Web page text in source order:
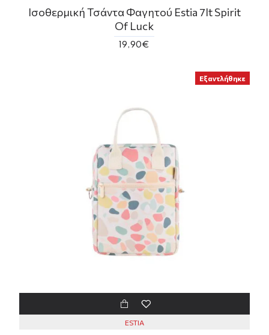
Ισοθερμική Τσάντα Φαγητού Estia 7lt Spirit
Of Luck
19,90€
Εξαντλήθηκε
ESTIA